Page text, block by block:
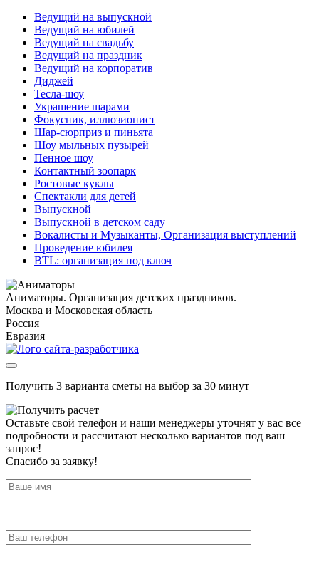
Ведущий на выпускной
Ведущий на юбилей
Ведущий на свадьбу
Ведущий на праздник
Ведущий на корпоратив
Диджей
Тесла-шоу
Украшение шарами
Фокусник, иллюзионист
Шар-сюрприз и пиньята
Шоу мыльных пузырей
Пенное шоу
Контактный зоопарк
Ростовые куклы
Спектакли для детей
Выпускной
Выпускной в детском саду
Вокалисты и Музыканты, Организация выступлений
Проведение юбилея
BTL: организация под ключ
Аниматоры. Организация детских праздников.
Москва и Московская область
Россия
Евразия
Получить 3 варианта сметы на выбор за 30 минут
Оставьте свой телефон и наши менеджеры уточнят у вас все
подробности и рассчитают несколько вариантов под ваш
запрос!
Спасибо за заявку!